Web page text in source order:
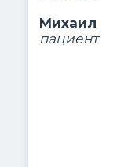
Михаил
пациент